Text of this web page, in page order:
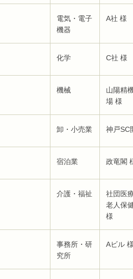
電気・電子
機器
A社 様
化学 C社 様
機械
山陽精
場 様
卸・小売業 神戸SC
宿泊業 政竜閣
介護・福祉
社団医
老人保
様
事務所・研
究所
Aビル 様